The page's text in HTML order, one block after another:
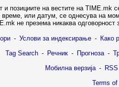
и позициите на вестите на TIME.mk
време, или датум, се однесува на
не презема никаква одговорност
- Услови за индексирање - Како
Tag Search - Речник - Прогноза -
Мобилна верзија - RSS
Terms of